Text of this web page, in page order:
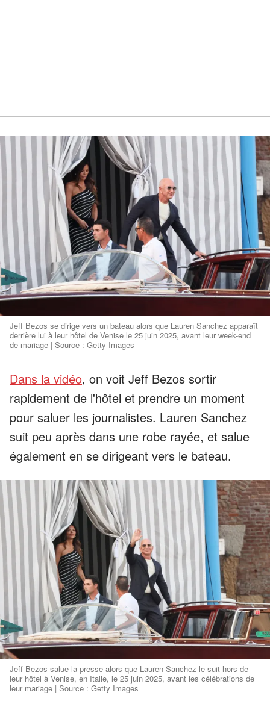
Jeff Bezos se dirige vers un bateau alors que Lauren Sanchez apparaît
derrière lui à leur hôtel de Venise le 25 juin 2025, avant leur week-end
de mariage | Source : Getty Images
Dans la vidéo, on voit Jeff Bezos sortir
rapidement de l'hôtel et prendre un moment
pour saluer les journalistes. Lauren Sanchez
suit peu après dans une robe rayée, et salue
également en se dirigeant vers le bateau.
Jeff Bezos salue la presse alors que Lauren Sanchez le suit hors de
leur hôtel à Venise, en Italie, le 25 juin 2025, avant les célébrations de
leur mariage | Source : Getty Images